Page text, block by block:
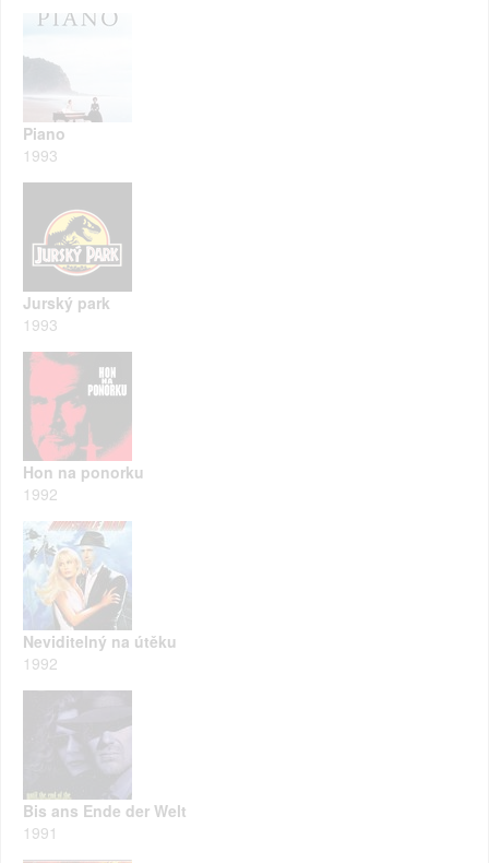
Piano
1993
Jurský park
1993
Hon na ponorku
1992
Neviditelný na útěku
1992
Bis ans Ende der Welt
1991